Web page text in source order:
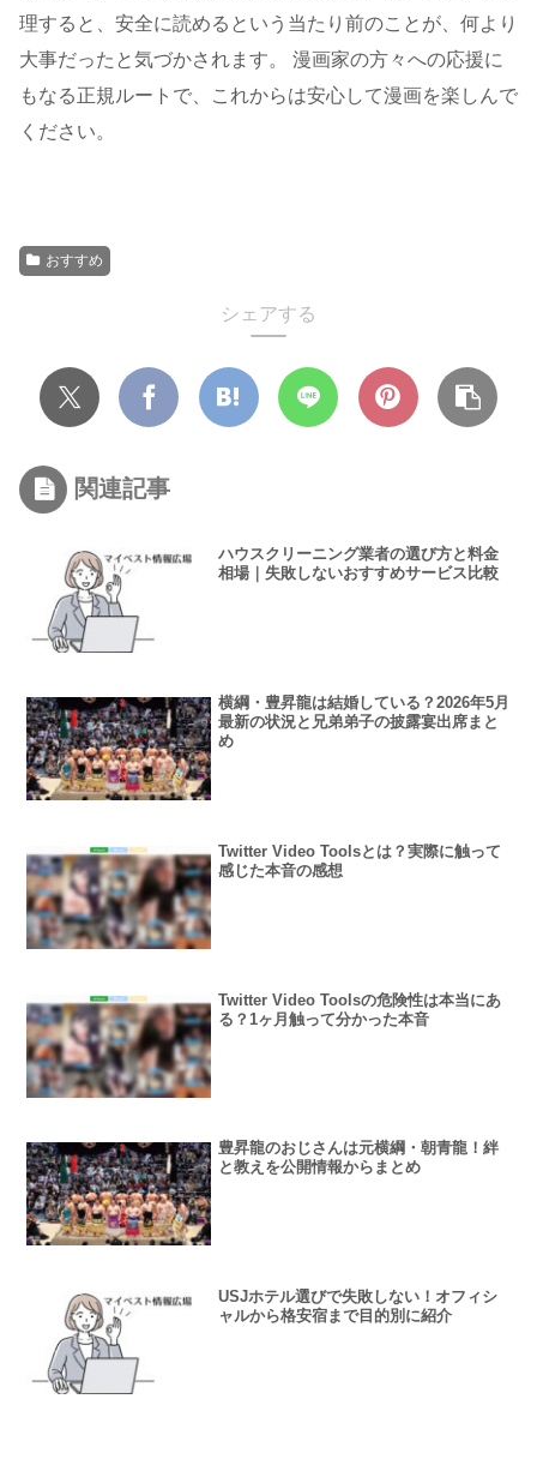
理すると、安全に読めるという当たり前のことが、何より
大事だったと気づかされます。 漫画家の方々への応援に
もなる正規ルートで、これからは安心して漫画を楽しんで
ください。
おすすめ
シェアする
関連記事
ハウスクリーニング業者の選び方と料金
相場｜失敗しないおすすめサービス比較
横綱・豊昇龍は結婚している？2026年5月
最新の状況と兄弟弟子の披露宴出席まと
め
Twitter Video Toolsとは？実際に触って
感じた本音の感想
Twitter Video Toolsの危険性は本当にあ
る？1ヶ月触って分かった本音
豊昇龍のおじさんは元横綱・朝青龍！絆
と教えを公開情報からまとめ
USJホテル選びで失敗しない！オフィシ
ャルから格安宿まで目的別に紹介